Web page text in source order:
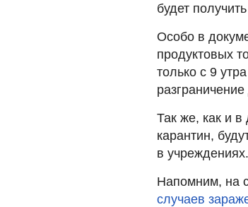
будет
Особо в
продуктовых
только с 9
Так же, как и в
карантин,
в
Напомним, на
случаев